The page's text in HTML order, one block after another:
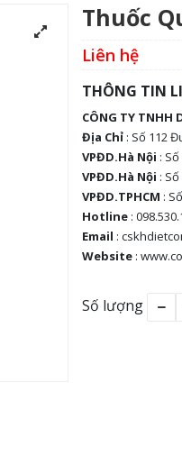
Thuốc
Liên hệ
THÔNG TIN
CÔNG TY TNHH
Địa Chỉ : Số 112
VPĐD.Hà Nội :
VPĐD.Hà Nội :
VPĐD.TPHCM :
Hotline :
Email :
Website :
Số lượng